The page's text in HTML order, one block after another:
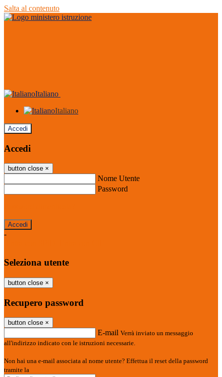
Salta al contenuto
Italiano
Italiano
Accedi
Accedi
button close ×
Nome Utente
Password
-
Seleziona utente
button close ×
Recupero password
button close ×
E-mail Verrà inviato un messaggio
all'indirizzo indicato con le istruzioni necessarie.
Non hai una e-mail associata al nome utente? Effettua il reset della password
tramite la